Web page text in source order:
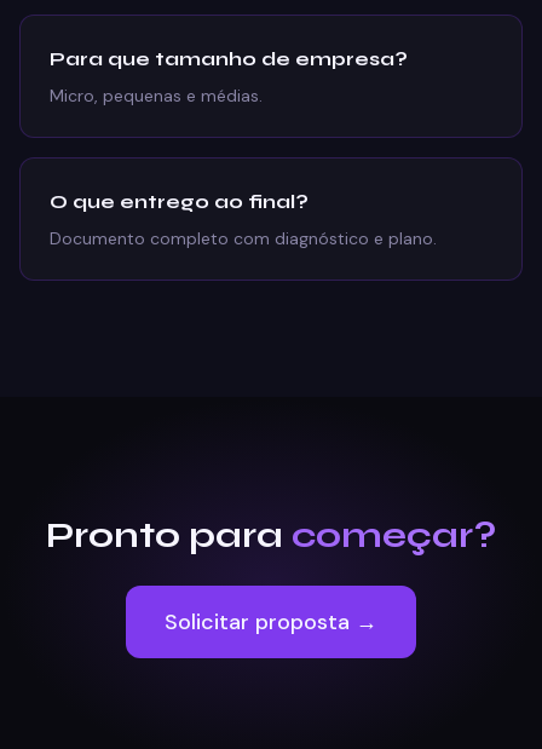
Para que tamanho de empresa?
Micro, pequenas e médias.
O que entrego ao final?
Documento completo com diagnóstico e plano.
Pronto para começar?
Solicitar proposta →